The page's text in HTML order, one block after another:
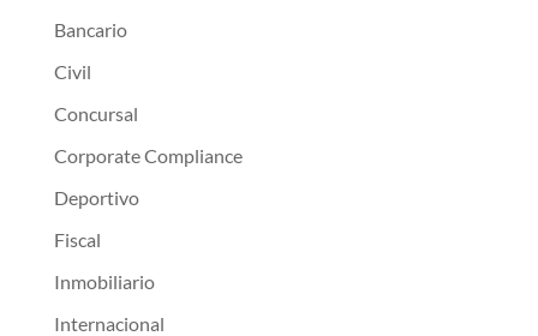
Bancario
Civil
Concursal
Corporate Compliance
Deportivo
Fiscal
Inmobiliario
Internacional